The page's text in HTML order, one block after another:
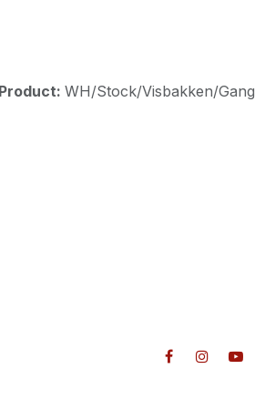
WH/Stock/Visbakken/Gang